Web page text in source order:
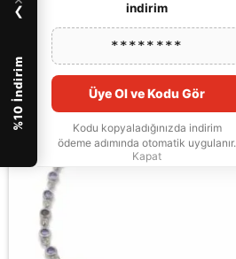
❯
%10 İndirim
indirim
********
Üye Ol ve Kodu Gör
Kodu kopyaladığınızda indirim
ödeme adımında otomatik uygulanır.
Kapat